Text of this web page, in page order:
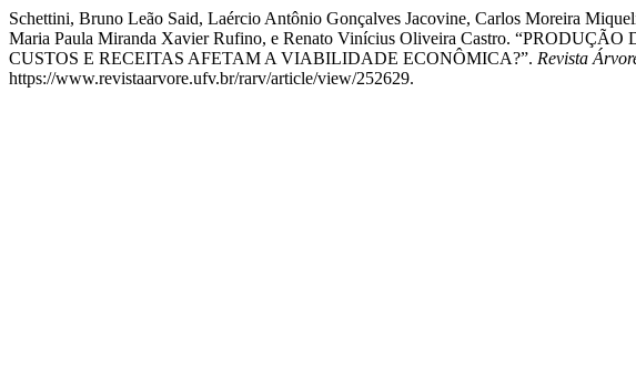
Schettini, Bruno Leão Said, Laércio Antônio Gonçalves Jacovine, Carlos Moreira
Maria Paula Miranda Xavier Rufino, e Renato Vinícius Oliveira Castro.
CUSTOS E RECEITAS AFETAM A VIABILIDADE ECONÔMICA?”. Revista
https://www.revistaarvore.ufv.br/rarv/article/view/252629.